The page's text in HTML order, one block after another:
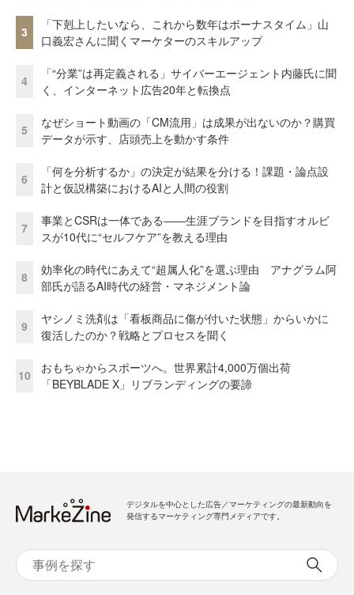
3
「下剋上したいなら、これから数年はボーナスタイム」山
口義宏さんに聞くマーケターのスキルアップ
4
「“分業”は再定義される」サイバーエージェント内藤氏に聞
く、インターネット広告20年と転換点
5
なぜショート動画の「CM流用」は成果が出ないのか？購買
データが示す、店頭売上を動かす条件
6
「何を分析するか」の決定が結果を分ける！課題・論点設
計と仮説構築におけるAIと人間の役割
7
事業とCSRは一体である――生涯ブランドを目指すオルビ
スが10代に“セルフケア”を教える理由
8
効率化の時代にあえて“超属人化”を選ぶ理由 アナグラム阿
部氏が語るAI時代の経営・マネジメント論
9
ヤシノミ洗剤は「看板商品に傷が付いた状態」からいかに
復活したのか？戦略とプロセスを聞く
10
おもちゃからスポーツへ。世界累計4,000万個出荷
「BEYBLADE X」リブランディングの要諦
デジタルを中心とした広告／マーケティングの最新動向を
発信するマーケティング専門メディアです。